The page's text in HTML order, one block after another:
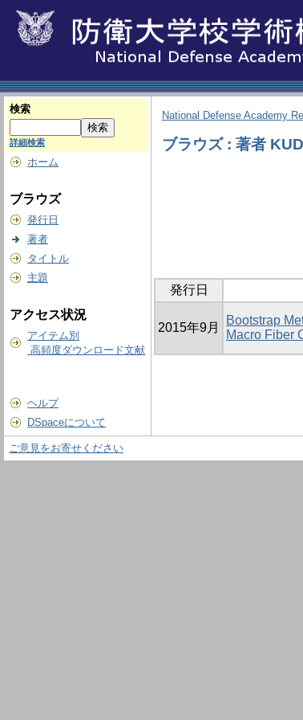
検索
詳細検索
ホーム
ブラウズ
発行日
著者
タイトル
主題
アクセス状況
アイテム別
高頻度ダウンロード文献
ヘルプ
DSpaceについて
National Defense Academy
ブラウズ : 著者
発行日
2015年9月
Bootstrap
Macro Fiber
ご意見をお寄せください